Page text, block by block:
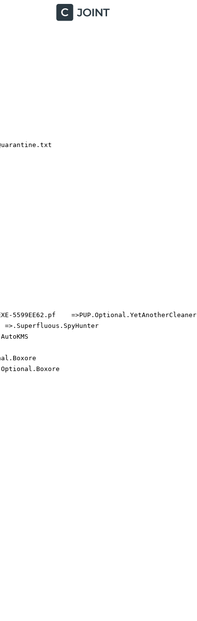
5599EE62.pf    =>PUP.Optional.YetAnotherCleaner
=>.Superfluous.SpyHunter